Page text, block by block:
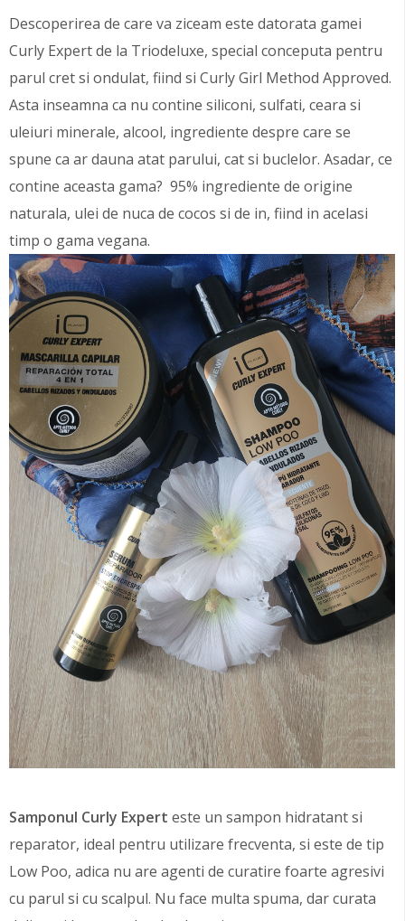
Descoperirea de care va ziceam este datorata gamei
Curly Expert de la Triodeluxe, special conceputa pentru
parul cret si ondulat, fiind si Curly Girl Method Approved.
Asta inseamna ca nu contine siliconi, sulfati, ceara si
uleiuri minerale, alcool, ingrediente despre care se
spune ca ar dauna atat parului, cat si buclelor. Asadar, ce
contine aceasta gama? 95% ingrediente de origine
naturala, ulei de nuca de cocos si de in, fiind in acelasi
timp o gama vegana.
Samponul Curly Expert este un sampon hidratant si
reparator, ideal pentru utilizare frecventa, si este de tip
Low Poo, adica nu are agenti de curatire foarte agresivi
cu parul si cu scalpul. Nu face multa spuma, dar curata